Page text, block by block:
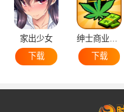
家出少女
下载
下载